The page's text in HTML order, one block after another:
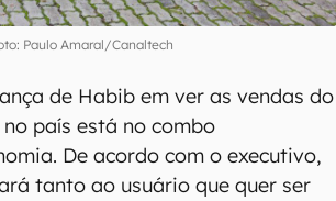
Paulo Amaral/Canaltech
de Habib em ver as vendas do
país está no combo
De acordo com o executivo,
tanto ao usuário que quer ser